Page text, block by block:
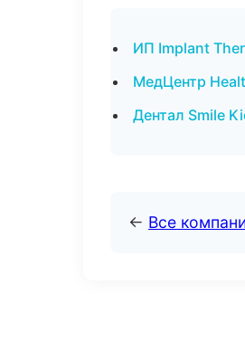
ИП Implant
МедЦентр
Дентал Smile
← Все